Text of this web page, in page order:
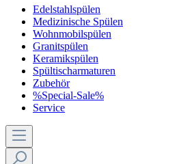
Edelstahlspülen
Medizinische Spülen
Wohnmobilspülen
Granitspülen
Keramikspülen
Spültischarmaturen
Zubehör
%Special-Sale%
Service